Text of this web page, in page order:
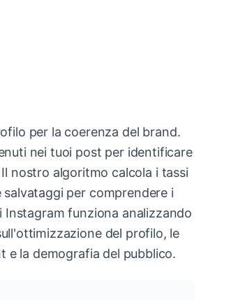
per la coerenza del brand.
nei tuoi post per identificare
nostro algoritmo calcola i tassi
per comprendere i
funziona analizzando
del profilo, le
e la demografia del pubblico.